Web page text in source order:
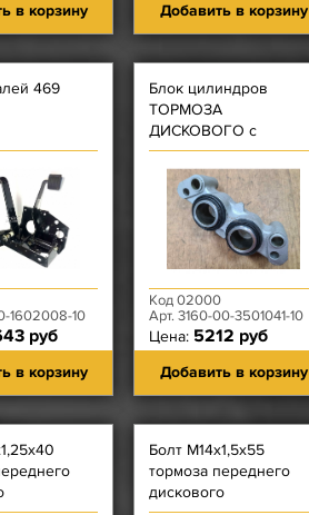
в корзину Добавить в корзину
469
1602008-10
руб
в корзину
Блок цилиндров
ТОРМОЗА
ДИСКОВОГО с
ПОРШНЯМИ левый
Код 02000
Арт. 3160-00-3501041-10
Цена: 5212 руб
Добавить в корзину
Болт М14х1,5х55
тормоза переднего
дискового